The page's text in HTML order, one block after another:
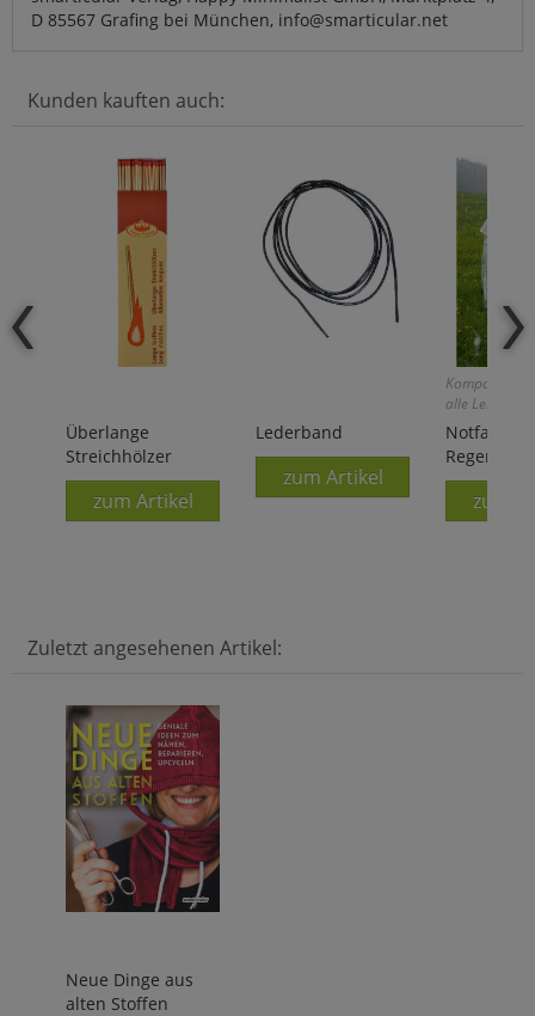
D 85567 Grafing bei München, info@smarticular.net
Kunden kauften auch:
Überlange
Streichhölzer
zum Artikel
Lederband
zum Artikel
Kompakter
alle
Notfall-
zum
Zuletzt angesehenen Artikel:
Neue Dinge aus
alten Stoffen